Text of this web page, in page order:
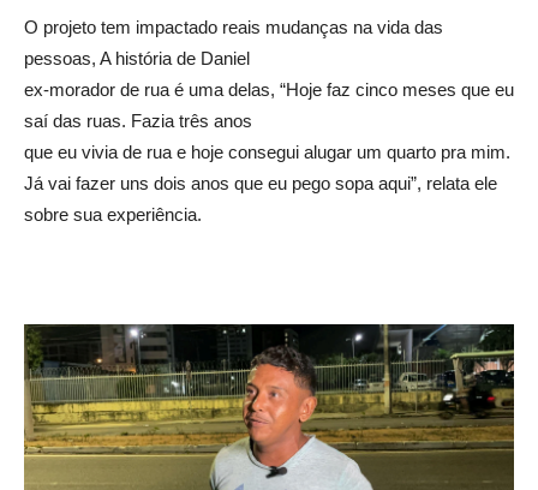
O projeto tem impactado reais mudanças na vida das
pessoas, A história de Daniel
ex-morador de rua é uma delas, “Hoje faz cinco meses que eu
saí das ruas. Fazia três anos
que eu vivia de rua e hoje consegui alugar um quarto pra mim.
Já vai fazer uns dois anos que eu pego sopa aqui”, relata ele
sobre sua experiência.